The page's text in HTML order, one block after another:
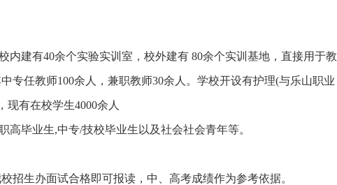
内建有40余个实验实训室，校外建有 80余个实训基地，直接用于教
专任教师100余人，兼职教师30余人。学校开设有护理(与乐山职业
有在校学生4000余人
高毕业生,中专/技校毕业生以及社会社会青年等。
招生办面试合格即可报读，中、高考成绩作为参考依据。